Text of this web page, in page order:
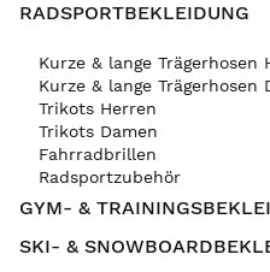
RADSPORTBEKLEIDUNG
Kurze & lange Trägerhosen
Kurze & lange Trägerhosen
Trikots Herren
Trikots Damen
Fahrradbrillen
Radsportzubehör
GYM- &
SKI- &